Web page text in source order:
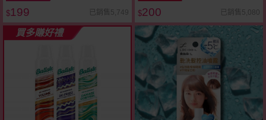
$199 已銷售5,749 $200 已銷售5,080
買多賺好禮